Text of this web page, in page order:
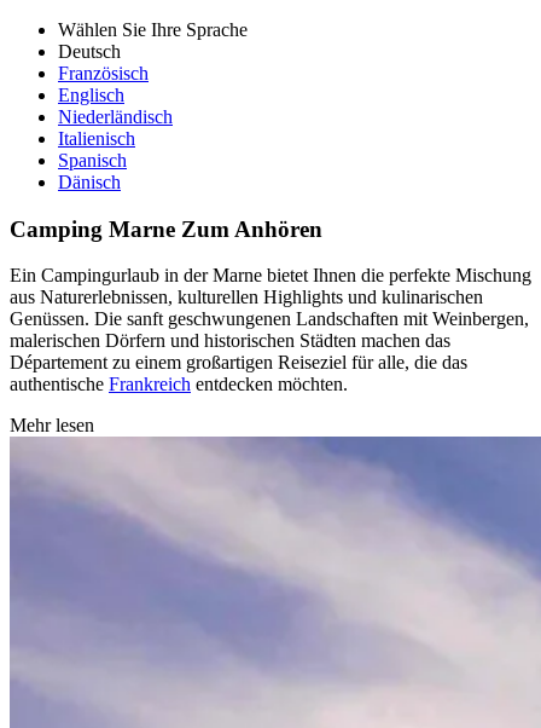
Wählen Sie Ihre Sprache
Deutsch
Französisch
Englisch
Niederländisch
Italienisch
Spanisch
Dänisch
Camping Marne Zum Anhören
Ein Campingurlaub in der Marne bietet Ihnen die perfekte Mischung
aus Naturerlebnissen, kulturellen Highlights und kulinarischen
Genüssen. Die sanft geschwungenen Landschaften mit Weinbergen,
malerischen Dörfern und historischen Städten machen das
Département zu einem großartigen Reiseziel für alle, die das
authentische Frankreich entdecken möchten.
Mehr lesen